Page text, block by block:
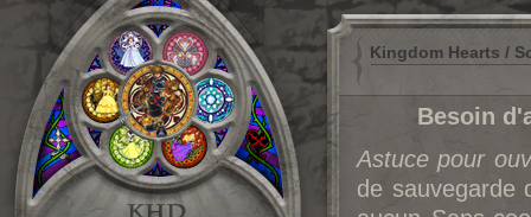
Kingdom Hearts /
Besoin
Astuce pour
de sauvegarde